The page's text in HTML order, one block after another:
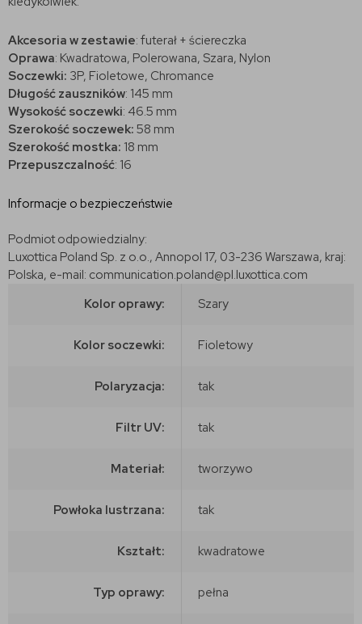
Akcesoria w zestawie: futerał + ściereczka
Oprawa: Kwadratowa, Polerowana, Szara, Nylon
Soczewki: 3P, Fioletowe, Chromance
Długość zauszników: 145 mm
Wysokość soczewki: 46.5 mm
Szerokość soczewek: 58 mm
Szerokość mostka: 18 mm
Przepuszczalność: 16
Informacje o bezpieczeństwie
Podmiot odpowiedzialny:
Luxottica Poland Sp. z o.o., Annopol 17, 03-236 Warszawa, kraj:
Polska, e-mail: communication.poland@pl.luxottica.com
Kolor oprawy:
Szary
Kolor soczewki: Fioletowy
Polaryzacja: tak
Filtr UV: tak
Materiał: tworzywo
Powłoka lustrzana: tak
Kształt: kwadratowe
Typ oprawy: pełna